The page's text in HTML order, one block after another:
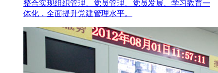
整合实现组织管理、党员管理、党员发展、学习教育一
体化，全面提升党建管理水平。